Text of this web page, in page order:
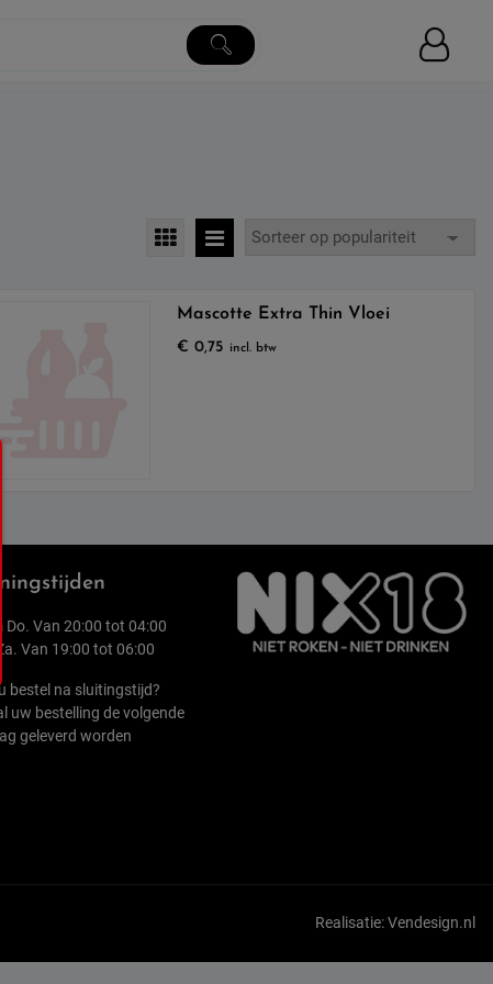
Mascotte Extra Thin Vloei
€ 0,75 incl. btw
Do. Van 20:00 tot 04:00
Za. Van 19:00 tot 06:00
bestel na sluitingstijd?
uw bestelling de volgende
geleverd worden
Realisatie:Vendesign.nl